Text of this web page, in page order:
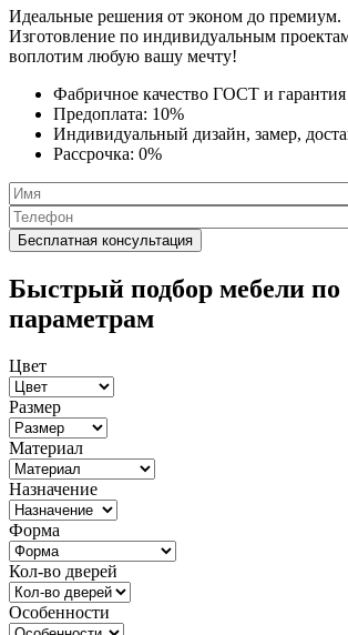
Идеальные решения от эконом до премиум.
Изготовление по индивидуальным
воплотим любую вашу мечту!
Фабричное качество ГОСТ и
Предоплата: 10%
Индивидуальный дизайн, замер,
Рассрочка: 0%
Быстрый подбор мебели по
параметрам
Цвет
Размер
Материал
Назначение
Форма
Кол-во дверей
Особенности